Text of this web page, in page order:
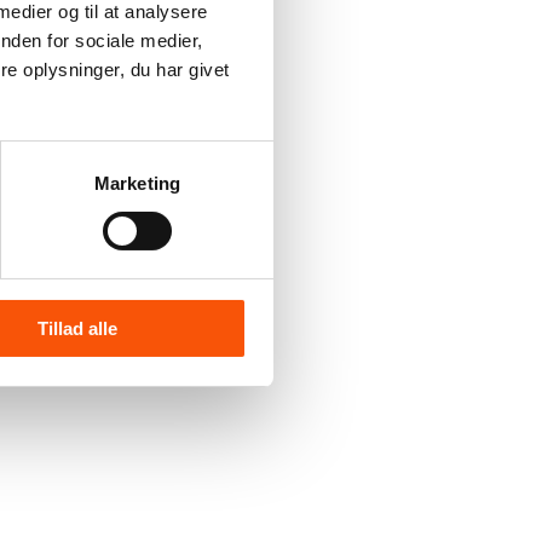
og til at analysere
for sociale medier,
oplysninger, du har givet
Marketing
Tillad alle